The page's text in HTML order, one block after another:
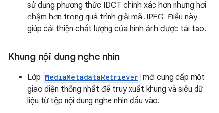
sử dụng phương thức IDCT chính xác hơn nhưng hơi
chậm hơn trong quá trình giải mã JPEG. Điều này
giúp cải thiện chất lượng của hình ảnh được tái tạo.
Khung nội dung nghe nhìn
Lớp MediaMetadataRetriever mới cung cấp một
giao diện thống nhất để truy xuất khung và siêu dữ
liệu từ tệp nội dung nghe nhìn đầu vào.